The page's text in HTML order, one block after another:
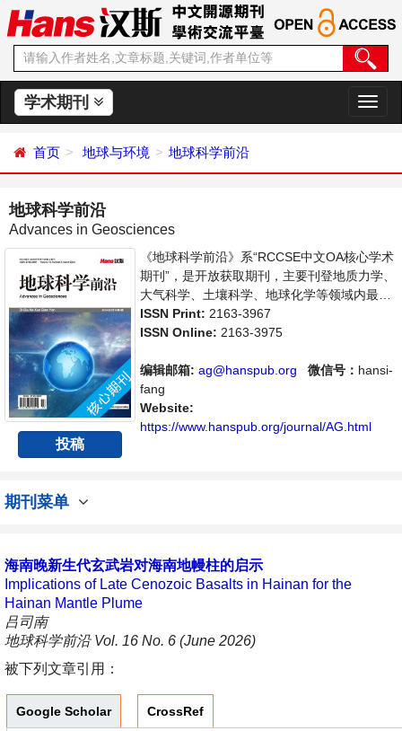
学术期刊
切
换
首页 地球与环境 地球科学前沿
地球科学前沿
Advances in Geosciences
投稿
《地球科学前沿》系“RCCSE中文OA核心学术
期刊”，是开放获取期刊，主要刊登地质力学、
大气科学、土壤科学、地球化学等领域内最新
研究进展及成果展示的相关论文。本刊支持思
想创新、学术创新，倡导科学，繁荣学术，集
科学家、学者、科研人员提供一个传播、分享
和讨论地球科学领域内不同方向问题与发展的
交流平台。
ISSN Print: 2163-3967
ISSN Online: 2163-3975
编辑邮箱: ag@hanspub.org 微信号： hansi-
fang
Website:
https://www.hanspub.org/journal/AG.html
期刊菜单
海南晚新生代玄武岩对海南地幔柱的启示
Implications of Late Cenozoic Basalts in Hainan for the
Hainan Mantle Plume
吕司南
地球科学前沿 Vol. 16 No. 6 (June 2026)
被下列文章引用：
Google Scholar CrossRef